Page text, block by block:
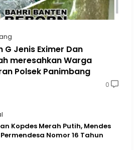
Jenis Eximer Dan
meresahkan Warga
Polsek Panimbang
0
Kopdes Merah Putih, Mendes
Nomor 16 Tahun